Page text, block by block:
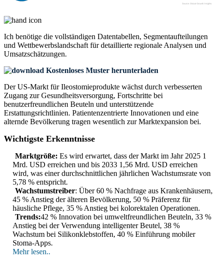
Ich benötige die vollständigen Datentabellen, Segmentaufteilungen
und Wettbewerbslandschaft für detaillierte regionale Analysen und
Umsatzschätzungen.
Kostenloses Muster herunterladen
Der US-Markt für Ileostomieprodukte wächst durch verbesserten
Zugang zur Gesundheitsversorgung, Fortschritte bei
benutzerfreundlichen Beuteln und unterstützende
Erstattungsrichtlinien. Patientenzentrierte Innovationen und eine
alternde Bevölkerung tragen wesentlich zur Marktexpansion bei.
Wichtigste Erkenntnisse
Marktgröße: Es wird erwartet, dass der Markt im Jahr 2025 1
Mrd. USD erreichen und bis 2033 1,56 Mrd. USD erreichen
wird, was einer durchschnittlichen jährlichen Wachstumsrate von
5,78 % entspricht.
Wachstumstreiber: Über 60 % Nachfrage aus Krankenhäusern,
45 % Anstieg der älteren Bevölkerung, 50 % Präferenz für
häusliche Pflege, 35 % Anstieg bei kolorektalen Operationen.
Trends:42 % Innovation bei umweltfreundlichen Beuteln, 33 %
Anstieg bei der Verwendung intelligenter Beutel, 38 %
Wachstum bei Silikonklebstoffen, 40 % Einführung mobiler
Stoma-Apps.
Mehr lesen..